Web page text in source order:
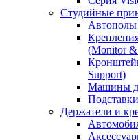
Студийные
(Monitor
Support)
Машины
Держатели и